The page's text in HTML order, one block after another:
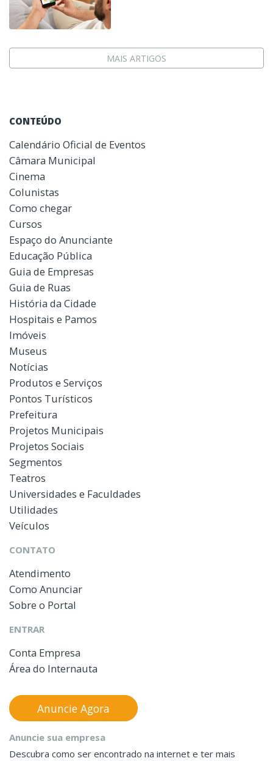
MAIS ARTIGOS
CONTEÚDO
Calendário Oficial de Eventos
Câmara Municipal
Cinema
Colunistas
Como chegar
Cursos
Espaço do Anunciante
Educação Pública
Guia de Empresas
Guia de Ruas
História da Cidade
Hospitais e Pamos
Imóveis
Museus
Notícias
Produtos e Serviços
Pontos Turísticos
Prefeitura
Projetos Municipais
Projetos Sociais
Segmentos
Teatros
Universidades e Faculdades
Utilidades
Veículos
CONTATO
Atendimento
Como Anunciar
Sobre o Portal
ENTRAR
Conta Empresa
Área do Internauta
Anuncie sua empresa
Descubra como ser encontrado na internet e ter mais
Anuncie Agora